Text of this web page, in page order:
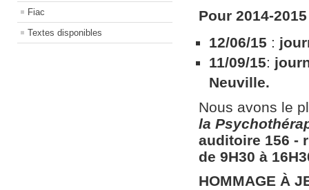
Fiac
Textes disponibles
Pour 2014-
12/06/15 :
11/09/15:
Neuville.
Nous avons le
la
auditoire 156​ ​-
de 9H30 à
HOMMAGE À